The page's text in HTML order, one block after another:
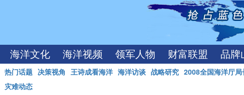
海洋文化 海洋视频 领军人物 财富联盟 品牌
热门话题 决策视角 王诗成看海洋 海洋访谈 战略研究 2008全国海洋厅局
灾难动态